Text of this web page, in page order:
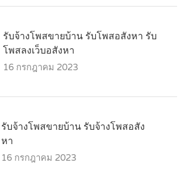
รับจ้างโพสขายบ้าน รับโพสอสังหา รับ
โพสลงเว็บอสังหา
16 กรกฎาคม 2023
รับจ้างโพสขายบ้าน รับจ้างโพสอสัง
หา
16 กรกฎาคม 2023